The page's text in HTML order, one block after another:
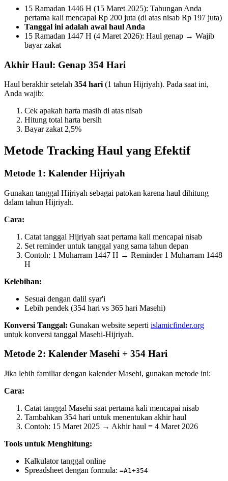
15 Ramadan 1446 H (15 Maret 2025): Tabungan Anda
pertama kali mencapai Rp 200 juta (di atas nisab Rp 197 juta)
Tanggal ini adalah awal haul Anda
15 Ramadan 1447 H (4 Maret 2026): Haul genap → Wajib
bayar zakat
Akhir Haul: Genap 354 Hari
Haul berakhir setelah 354 hari (1 tahun Hijriyah). Pada saat ini,
Anda wajib:
Cek apakah harta masih di atas nisab
Hitung total harta bersih
Bayar zakat 2,5%
Metode Tracking Haul yang Efektif
Metode 1: Kalender Hijriyah
Gunakan tanggal Hijriyah sebagai patokan karena haul dihitung
dalam tahun Hijriyah.
Cara:
Catat tanggal Hijriyah saat pertama kali mencapai nisab
Set reminder untuk tanggal yang sama tahun depan
Contoh: 1 Muharram 1447 H → Reminder 1 Muharram 1448
H
Kelebihan:
Sesuai dengan dalil syar'i
Lebih pendek (354 hari vs 365 hari Masehi)
Konversi Tanggal: Gunakan website seperti islamicfinder.org
untuk konversi tanggal Masehi-Hijriyah.
Metode 2: Kalender Masehi + 354 Hari
Jika lebih familiar dengan kalender Masehi, gunakan metode ini:
Cara:
Catat tanggal Masehi saat pertama kali mencapai nisab
Tambahkan 354 hari untuk menentukan akhir haul
Contoh: 15 Maret 2025 → Akhir haul = 4 Maret 2026
Tools untuk Menghitung:
Kalkulator tanggal online
Spreadsheet dengan formula: =A1+354